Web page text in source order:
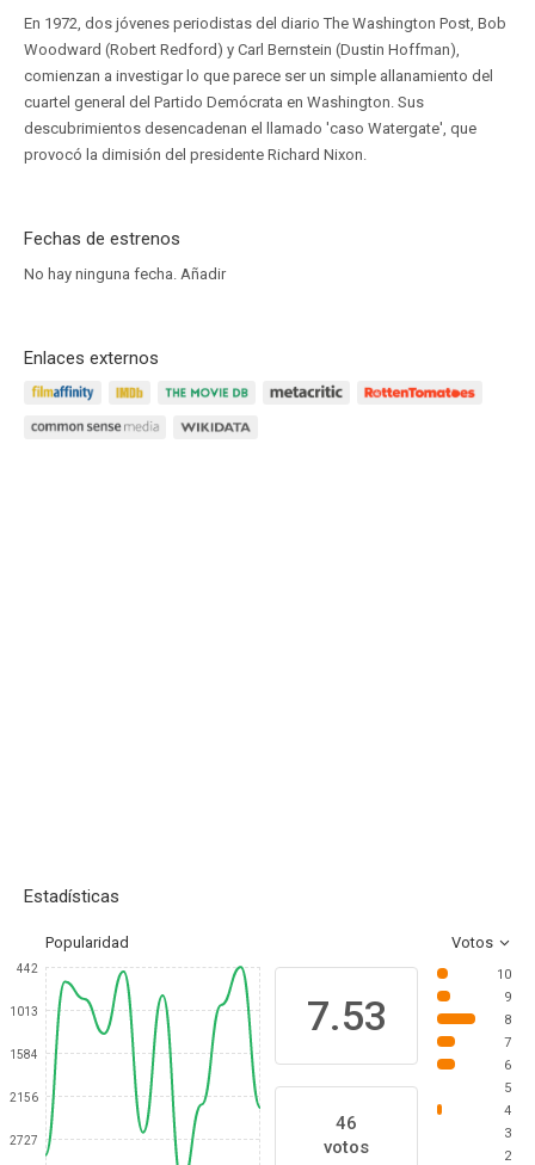
En 1972, dos jóvenes periodistas del diario The Washington Post, Bob
Woodward (Robert Redford) y Carl Bernstein (Dustin Hoffman),
comienzan a investigar lo que parece ser un simple allanamiento del
cuartel general del Partido Demócrata en Washington. Sus
descubrimientos desencadenan el llamado 'caso Watergate', que
provocó la dimisión del presidente Richard Nixon.
Fechas de estrenos
No hay ninguna fecha. Añadir
Enlaces externos
Estadísticas
Popularidad Votos
442
1013
1584
2156
2727
7.53
46
votos
10
9
8
7
6
5
4
3
2